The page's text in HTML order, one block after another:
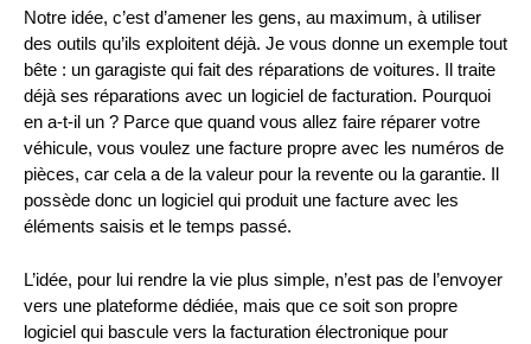
Notre idée, c’est d’amener les gens, au maximum, à utiliser
des outils qu’ils exploitent déjà. Je vous donne un exemple tout
bête : un garagiste qui fait des réparations de voitures. Il traite
déjà ses réparations avec un logiciel de facturation. Pourquoi
en a-t-il un ? Parce que quand vous allez faire réparer votre
véhicule, vous voulez une facture propre avec les numéros de
pièces, car cela a de la valeur pour la revente ou la garantie. Il
possède donc un logiciel qui produit une facture avec les
éléments saisis et le temps passé.
L’idée, pour lui rendre la vie plus simple, n’est pas de l’envoyer
vers une plateforme dédiée, mais que ce soit son propre
logiciel qui bascule vers la facturation électronique pour